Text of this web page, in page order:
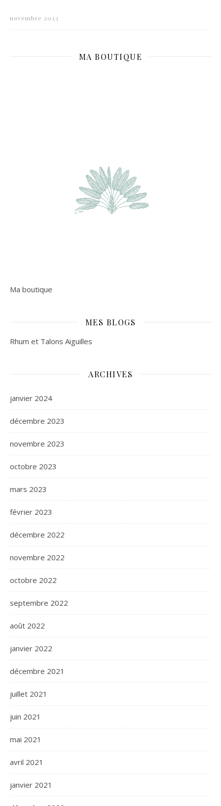
novembre 2023
MA BOUTIQUE
Ma boutique
MES BLOGS
Rhum et Talons Aiguilles
ARCHIVES
janvier 2024
décembre 2023
novembre 2023
octobre 2023
mars 2023
février 2023
décembre 2022
novembre 2022
octobre 2022
septembre 2022
août 2022
janvier 2022
décembre 2021
juillet 2021
juin 2021
mai 2021
avril 2021
janvier 2021